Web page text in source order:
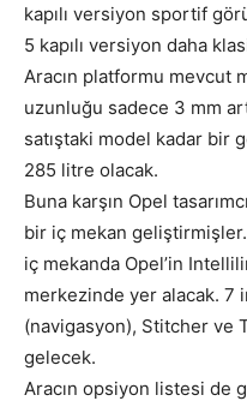
kapılı versiyon sportif
5 kapılı versiyon daha
Aracın platformu mevcut
uzunluğu sadece 3 mm
satıştaki model kadar bir
285 litre olacak.
Buna karşın Opel
bir iç mekan
iç mekanda Opel’in
merkezinde yer alacak. 7
(navigasyon), Stitcher ve
gelecek.
Aracın opsiyon listesi de